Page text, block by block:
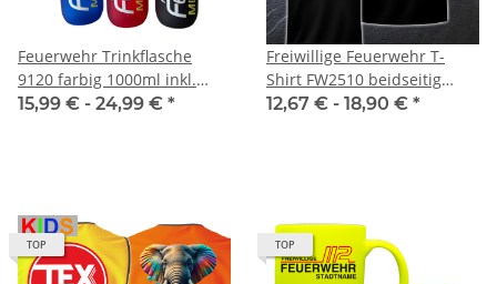
Feuerwehr Trinkflasche
9120 farbig 1000ml inkl.
Wunschnamen
15,99 € - 24,99 € *
Freiwillige Feuerwehr T-
Shirt FW2510 beidseitig
Wunschstadt -
12,67 € - 18,90 € *
TOP TOP